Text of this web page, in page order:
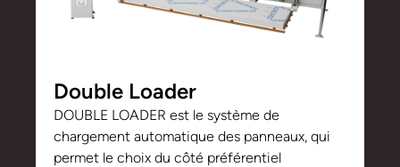
Double Loader
DOUBLE LOADER est le système de
chargement automatique des panneaux, qui
permet le choix du côté préférentiel